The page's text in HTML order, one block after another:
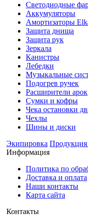
Cветодиодные
Аккумуляторы
Амортизаторы
Защита днища
Защита рук
Зеркала
Канистры
Лебедки
Музыкальные
Подогрев ручек
Расширители арок
Сумки и кофры
Чека остановки
Чехлы
Шины и диски
Экипировка
Информация
Политика по
Доставка и оплата
Наши контакты
Карта сайта
Контакты